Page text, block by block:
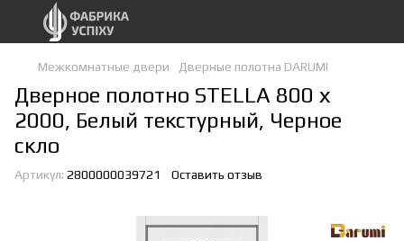
Межкомнатные двери Дверные полотна DARUMI
Дверное полотно STELLA 800 х
2000, Белый текстурный, Черное
скло
Артикул: 2800000039721 Оставить отзыв